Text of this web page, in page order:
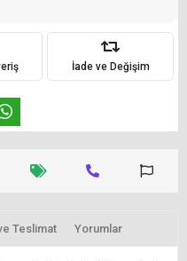
İade ve Değişim
Teslimat Yorumlar